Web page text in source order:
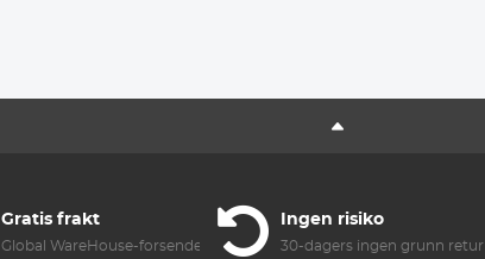
Gratis frakt
Global WareHouse-forsendelse
Ingen risiko
30-dagers ingen grunn retur